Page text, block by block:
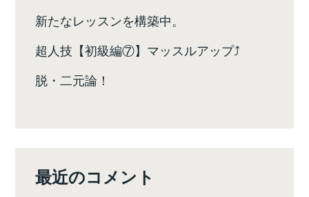
新たなレッスンを構築中。
超人技【初級編⑦】マッスルアップ⤴️
脱・二元論！
最近のコメント